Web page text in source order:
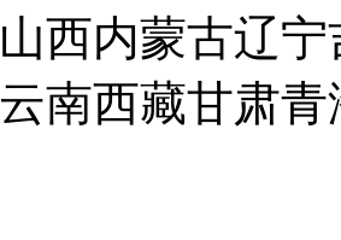
山西内蒙古辽宁
云南西藏甘肃青